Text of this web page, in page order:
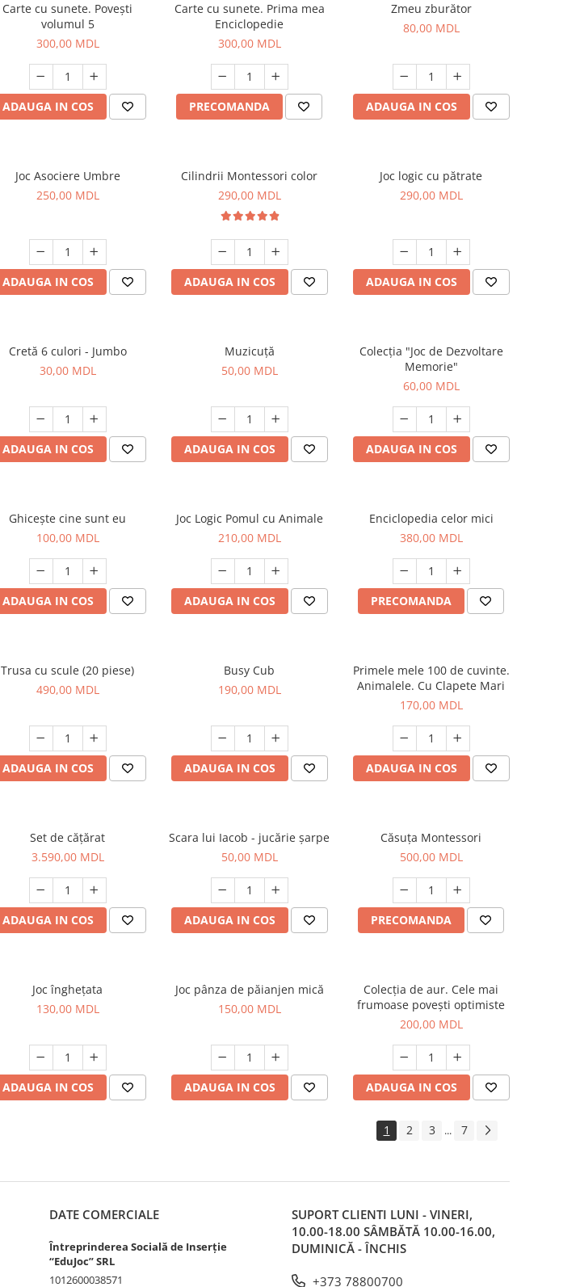
Carte cu sunete. Povești
volumul 5
300,00 MDL
ADAUGA IN COS
Carte cu sunete. Prima mea
Enciclopedie
300,00 MDL
PRECOMANDA
Zmeu zburător
80,00 MDL
ADAUGA IN COS
Joc Asociere Umbre
250,00 MDL
ADAUGA IN COS
Cilindrii Montessori color
290,00 MDL
ADAUGA IN COS
Joc logic cu pătrate
290,00 MDL
ADAUGA IN COS
Cretă 6 culori - Jumbo
30,00 MDL
ADAUGA IN COS
Muzicuță
50,00 MDL
ADAUGA IN COS
Colecția "Joc de Dezvoltare
Memorie"
60,00 MDL
ADAUGA IN COS
Ghicește cine sunt eu
100,00 MDL
ADAUGA IN COS
Joc Logic Pomul cu Animale
210,00 MDL
ADAUGA IN COS
Enciclopedia celor mici
380,00 MDL
PRECOMANDA
Trusa cu scule (20 piese)
490,00 MDL
ADAUGA IN COS
Busy Cub
190,00 MDL
ADAUGA IN COS
Primele mele 100 de cuvinte.
Animalele. Cu Clapete Mari
170,00 MDL
ADAUGA IN COS
Set de cățărat
3.590,00 MDL
ADAUGA IN COS
Scara lui Iacob - jucărie șarpe
50,00 MDL
ADAUGA IN COS
Căsuța Montessori
500,00 MDL
PRECOMANDA
Joc înghețata
130,00 MDL
ADAUGA IN COS
Joc pânza de păianjen mică
150,00 MDL
ADAUGA IN COS
Colecția de aur. Cele mai
frumoase povești optimiste
200,00 MDL
ADAUGA IN COS
1 2 3 ... 7
DATE COMERCIALE
Întreprinderea Socială de Inserție
“EduJoc” SRL
1012600038571
SUPORT CLIENTI LUNI - VINERI,
10.00-18.00 SÂMBĂTĂ 10.00-16.00,
DUMINICĂ - ÎNCHIS
+373 78800700